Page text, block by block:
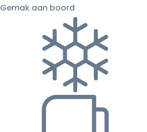
Gemak aan boord